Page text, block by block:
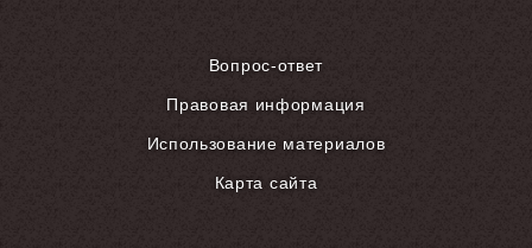
Вопрос-ответ
Правовая информация
Использование материалов
Карта сайта